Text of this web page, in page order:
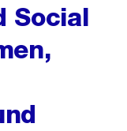
Social